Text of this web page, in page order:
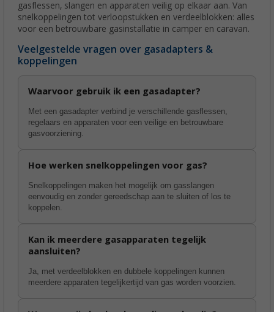
gasflessen, slangen en apparaten veilig op elkaar aan. Van
snelkoppelingen tot verloopstukken en verdeelblokken: alles
voor een betrouwbare gasinstallatie in camper en caravan.
Veelgestelde vragen over gasadapters &
koppelingen
Waarvoor gebruik ik een gasadapter?
Met een gasadapter verbind je verschillende gasflessen,
regelaars en apparaten voor een veilige en betrouwbare
gasvoorziening.
Hoe werken snelkoppelingen voor gas?
Snelkoppelingen maken het mogelijk om gasslangen
eenvoudig en zonder gereedschap aan te sluiten of los te
koppelen.
Kan ik meerdere gasapparaten tegelijk
aansluiten?
Ja, met verdeelblokken en dubbele koppelingen kunnen
meerdere apparaten tegelijkertijd van gas worden voorzien.